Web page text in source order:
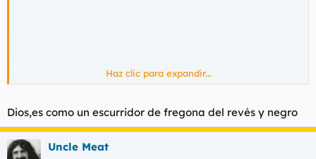
Haz clic para expandir...
Dios,es como un escurridor de fregona del revés y negro
Uncle Meat